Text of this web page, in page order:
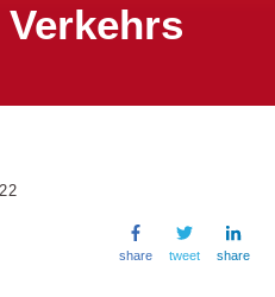
share tweet share